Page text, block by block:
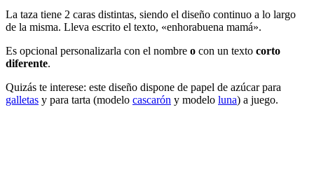
precios:
desde
hasta
La taza tiene 2 caras distintas, siendo el diseño continuo a lo largo
de la misma. Lleva escrito el texto, «enhorabuena mamá».
Es opcional personalizarla con el nombre o con un texto corto
diferente.
Quizás te interese: este diseño dispone de papel de azúcar para
galletas y para tarta (modelo cascarón y modelo luna) a juego.